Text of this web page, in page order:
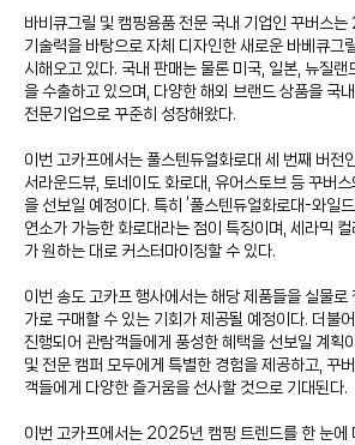
바비큐그릴 및 캠핑용품 전문 국내 기업인 꾸버스
기술력을 바탕으로 자체 디자인한 새로운 바베큐그
시해오고 있다. 국내 판매는 물론 미국, 일본, 뉴질랜
을 수출하고 있으며, 다양한 해외 브랜드 상품을 국
전문기업으로 꾸준히 성장해왔다.
이번 고카프에서는 풀스텐듀얼화로대 세 번째 버전
서라운드뷰, 토네이도 화로대, 유어스토브 등 꾸버
을 선보일 예정이다. 특히 ‘풀스텐듀얼화로대-와일
연소가 가능한 화로대라는 점이 특징이며, 세라믹
가 원하는 대로 커스터마이징할 수 있다.
이번 송도 고카프 행사에서는 해당 제품들을 실물로
가로 구매할 수 있는 기회가 제공될 예정이다. 더불
진행되어 관람객들에게 풍성한 혜택을 선보일 계획
및 전문 캠퍼 모두에게 특별한 경험을 제공하고, 꾸
객들에게 다양한 즐거움을 선사할 것으로 기대된다.
이번 고카프에서는 2025년 캠핑 트렌드를 한 눈에